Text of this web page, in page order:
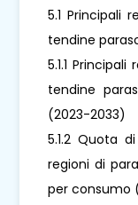
5.1 Principali
tendine
5.1.1
tendine
(2023-2033)
5.1.2 Quota
regioni di
per consumo